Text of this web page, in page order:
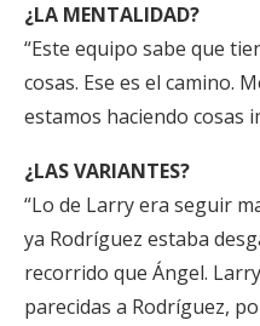
¿LA MENTALIDAD?
“Este equipo sabe que
cosas. Ese es el camino.
estamos haciendo cosas
¿LAS VARIANTES?
“Lo de Larry era seguir
ya Rodríguez estaba
recorrido que Ángel.
parecidas a Rodríguez,